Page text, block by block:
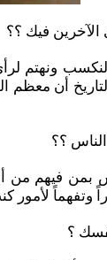
فيك ؟؟
ونهتم لرأي
التاريخ أن
؟؟
بمن فيهم من
وتفهماً
؟